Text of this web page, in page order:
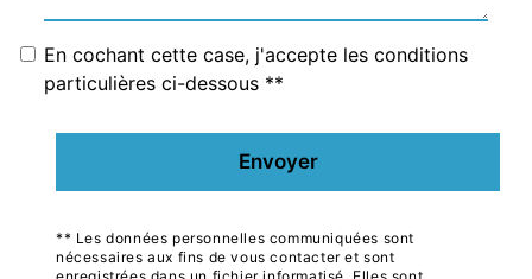
En cochant cette case, j'accepte les conditions
particulières ci-dessous **
Envoyer
** Les données personnelles communiquées sont
nécessaires aux fins de vous contacter et sont